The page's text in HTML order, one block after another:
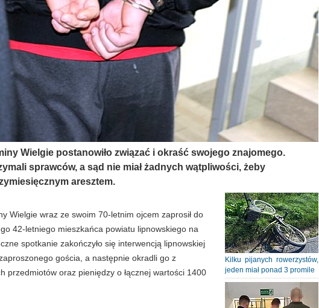
Wielgie postanowiło związać i okraść swojego znajomego.
sprawców, a sąd nie miał żadnych wątpliwości, żeby
aresztem.
Kilku pijanych rowerzystów,
jeden miał ponad 3 promile
Wielgie wraz ze swoim 70-letnim ojcem zaprosił do
42-letniego mieszkańca powiatu lipnowskiego na
spotkanie zakończyło się interwencją lipnowskiej
gościa, a następnie okradli go z
przedmiotów oraz pieniędzy o łącznej wartości 1400